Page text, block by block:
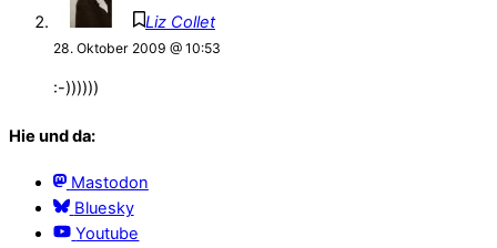
Liz Collet
28. Oktober 2009 @ 10:53
:-))))))
Hie und da:
Mastodon
Bluesky
Youtube